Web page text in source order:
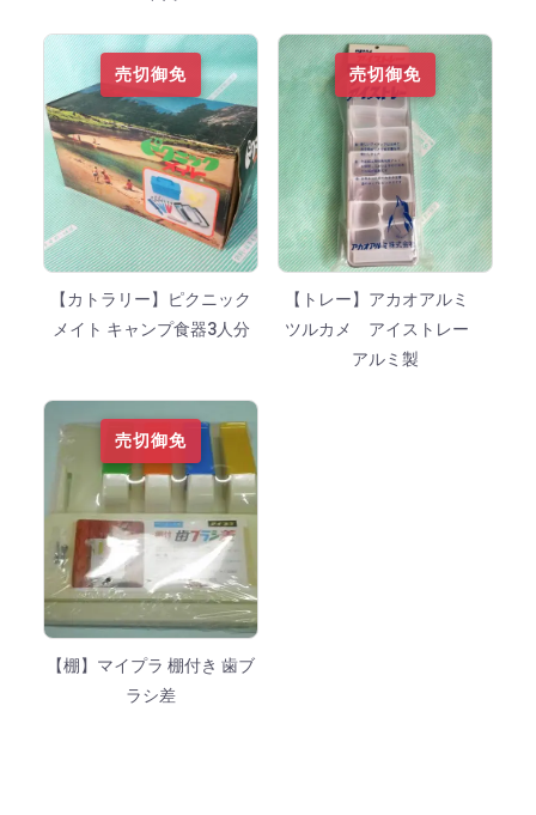
売切御免
【カトラリー】ピクニック
メイト キャンプ食器3人分
売切御免
【トレー】アカオアルミ
ツルカメ アイストレー
アルミ製
売切御免
【棚】マイプラ 棚付き 歯ブ
ラシ差